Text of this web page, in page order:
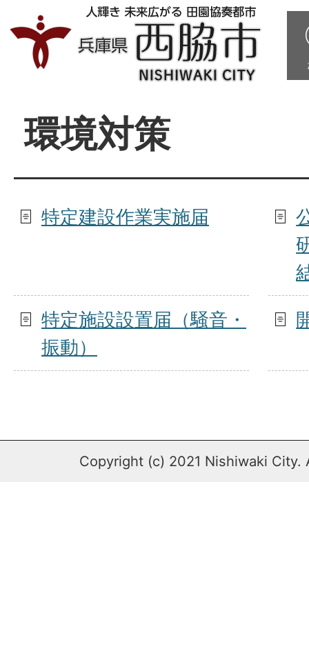
環境対策
特定建設作業実施届
特定施設設置届（騒音・
振動）
Copyright (c) 2021 Nishiwaki City.